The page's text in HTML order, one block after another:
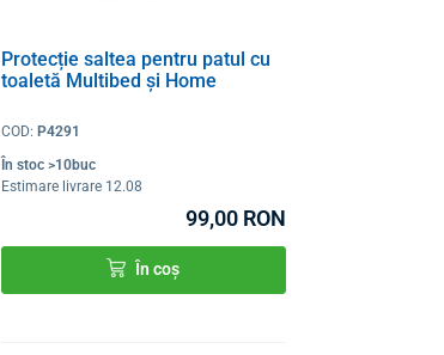
Protecție saltea pentru patul cu
toaletă Multibed și Home
COD:P4291
În stoc >10buc
Estimare livrare 12.08
99,00 RON
În coș